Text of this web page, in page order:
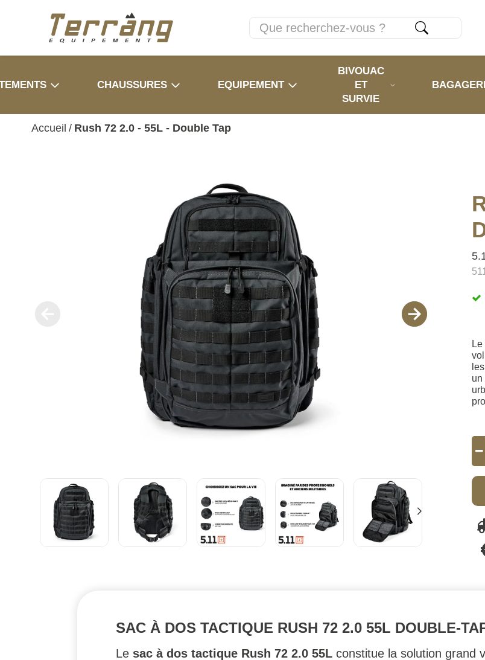
CHAUSSURES EQUIPEMENT
BIVOUAC
ET
SURVIE
Accueil / Rush 72 2.0 - 55L - Double Tap
Le
un
SAC À DOS TACTIQUE RUSH 72 2.0 55L DOUBLE-
Le sac à dos tactique Rush 72 2.0 55L constitue la solution grand